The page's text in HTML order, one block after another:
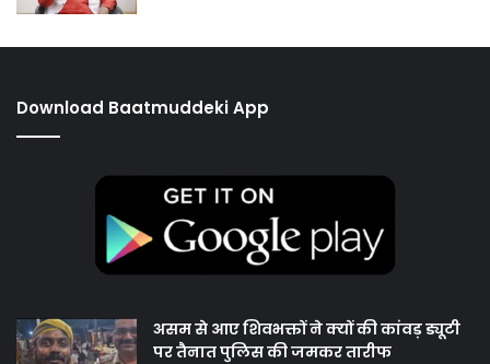
Download Baatmuddeki App
असम से आए शिवभक्तों ने क्यों की कांवड़ ड्यूटी
पर तैनात पुलिस की जमकर तारीफ